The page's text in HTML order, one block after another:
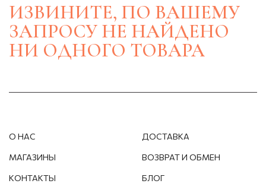
БИЖУТЕРИЯ
ИЗВИНИТЕ, ПО ВАШЕМУ
ЗАПРОСУ НЕ НАЙДЕНО
НИ ОДНОГО ТОВАРА
О НАС
МАГАЗИНЫ
КОНТАКТЫ
ДОСТАВКА
ВОЗВРАТ И ОБМЕН
БЛОГ